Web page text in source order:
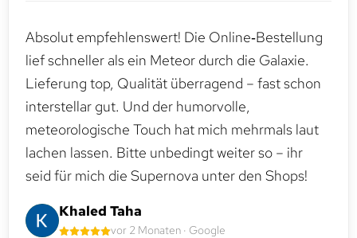
Absolut empfehlenswert! Die Online‑Bestellung
lief schneller als ein Meteor durch die Galaxie.
Lieferung top, Qualität überragend – fast schon
interstellar gut. Und der humorvolle,
meteorologische Touch hat mich mehrmals laut
lachen lassen. Bitte unbedingt weiter so – ihr
seid für mich die Supernova unter den Shops!
Khaled Taha
vor 2 Monaten · Google